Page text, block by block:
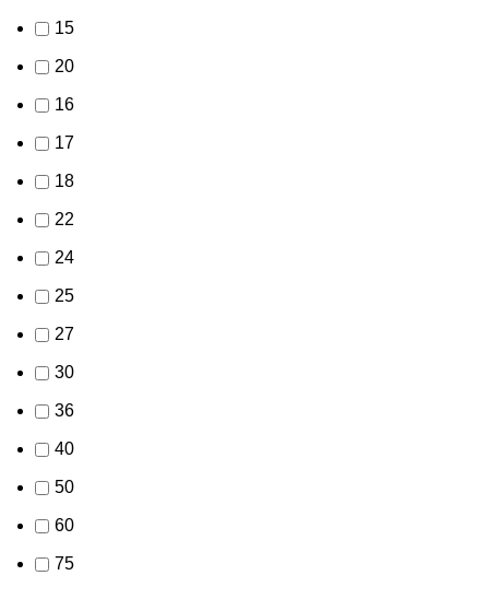
15
20
16
17
18
22
24
25
27
30
36
40
50
60
75